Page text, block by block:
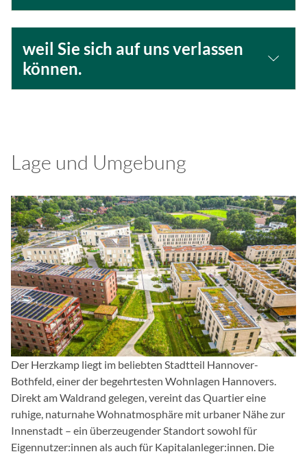
weil Sie sich auf uns verlassen
können.
Lage und Umgebung
Der Herzkamp liegt im beliebten Stadtteil Hannover-
Bothfeld, einer der begehrtesten Wohnlagen Hannovers.
Direkt am Waldrand gelegen, vereint das Quartier eine
ruhige, naturnahe Wohnatmosphäre mit urbaner Nähe zur
Innenstadt – ein überzeugender Standort sowohl für
Eigennutzer:innen als auch für Kapitalanleger:innen. Die